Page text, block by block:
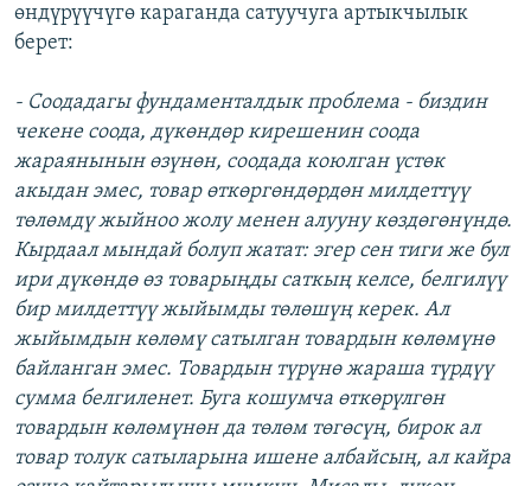
өндүрүүчүгө караганда сатуучуга артыкчылык
берет:
- Соодадагы фундаменталдык проблема - биздин
чекене соода, дүкөндөр кирешенин соода
жараянынын өзүнөн, соодада коюлган үстөк
акыдан эмес, товар өткөргөндөрдөн милдеттүү
төлөмдү жыйноо жолу менен алууну көздөгөнүндө.
Кырдаал мындай болуп жатат: эгер сен тиги же бул
ири дүкөндө өз товарыңды саткың келсе, белгилүү
бир милдеттүү жыйымды төлөшүң керек. Ал
жыйымдын көлөмү сатылган товардын көлөмүнө
байланган эмес. Товардын түрүнө жараша түрдүү
сумма белгиленет. Буга кошумча өткөрүлгөн
товардын көлөмүнөн да төлөм төгөсүң, бирок ал
товар толук сатыларына ишене албайсың, ал кайра